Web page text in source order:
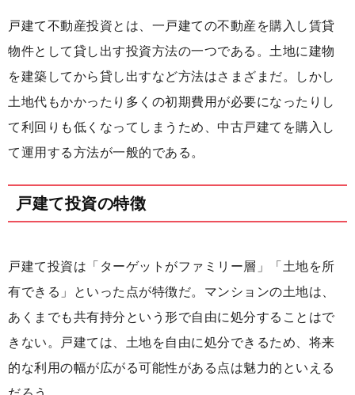
戸建て不動産投資とは、一戸建ての不動産を購入し賃貸
物件として貸し出す投資方法の一つである。土地に建物
を建築してから貸し出すなど方法はさまざまだ。しかし
土地代もかかったり多くの初期費用が必要になったりし
て利回りも低くなってしまうため、中古戸建てを購入し
て運用する方法が一般的である。
戸建て投資の特徴
戸建て投資は「ターゲットがファミリー層」「土地を所
有できる」といった点が特徴だ。マンションの土地は、
あくまでも共有持分という形で自由に処分することはで
きない。戸建ては、土地を自由に処分できるため、将来
的な利用の幅が広がる可能性がある点は魅力的といえる